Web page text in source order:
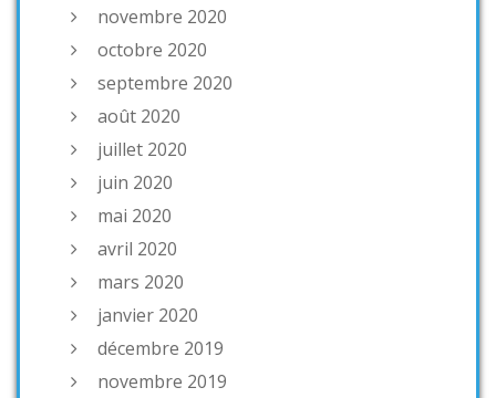
novembre 2020
octobre 2020
septembre 2020
août 2020
juillet 2020
juin 2020
mai 2020
avril 2020
mars 2020
janvier 2020
décembre 2019
novembre 2019